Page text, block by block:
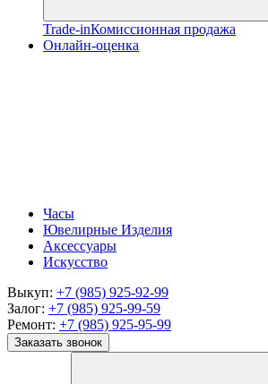
Trade-inКомиссионная продажа
Онлайн-оценка
Часы
Ювелирные Изделия
Аксессуары
Искусство
Выкуп: +7 (985) 925-92-99
Залог: +7 (985) 925-99-59
Ремонт: +7 (985) 925-95-99
Заказать звонок